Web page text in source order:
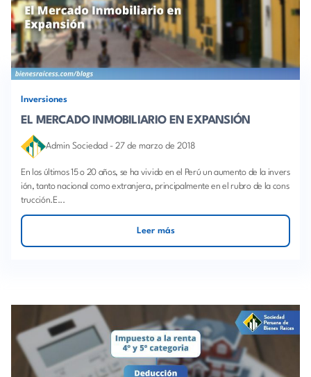
Inversiones
EL MERCADO INMOBILIARIO EN EXPANSIÓN
Admin Sociedad - 27 de marzo de 2018
En los últimos 15 o 20 años, se ha vivido en el Perú un aumento de la invers
ión, tanto nacional como extranjera, principalmente en el rubro de la cons
trucción.E...
Leer más